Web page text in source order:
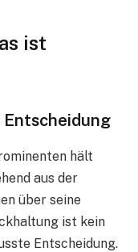
ist
hält
aus der
über seine
ist kein
Entscheidung.